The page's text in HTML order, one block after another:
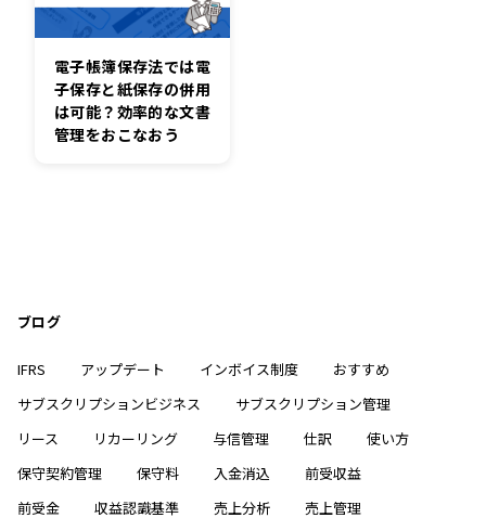
電子帳簿保存法では電
子保存と紙保存の併用
は可能？効率的な文書
管理をおこなおう
ブログ
IFRS アップデート インボイス制度
おすすめ
サブスクリプションビジネス
サブスクリプション管理
リース
リカーリング 与信管理 仕訳
使い方
保守契約管理
保守料 入金消込
前受収益
前受金
収益認識基準 売上分析
売上管理